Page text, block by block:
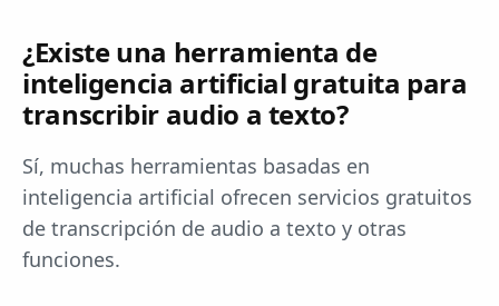
¿Existe una herramienta de
inteligencia artificial gratuita para
transcribir audio a texto?
Sí, muchas herramientas basadas en
inteligencia artificial ofrecen servicios gratuitos
de transcripción de audio a texto y otras
funciones.